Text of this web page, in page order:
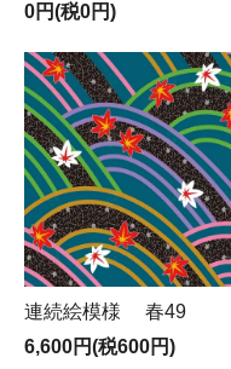
0円(税0円)
連続絵模様 春49
6,600円(税600円)